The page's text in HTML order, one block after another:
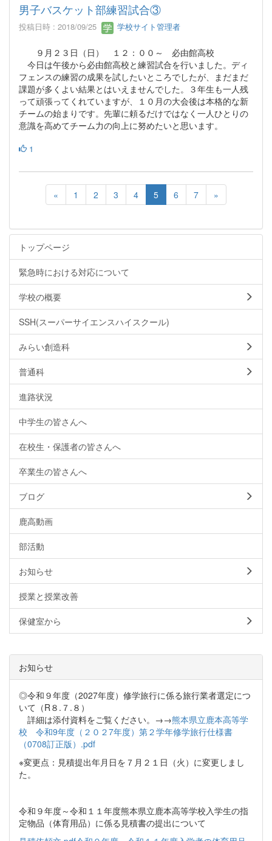
男子バスケット部練習試合③
投稿日時 : 2018/09/25 学校サイト管理者
９月２３日（日） １２：００～ 必由館高校
今日は午後から必由館高校と練習試合を行いました。ディ
フェンスの練習の成果を試したいところでしたが、まだまだ
課題が多くよい結果とはいえませんでした。３年生も一人残
って頑張ってくれていますが、１０月の大会後は本格的な新
チームの始まりです。先輩に頼るだけではなく一人ひとりの
意識を高めてチーム力の向上に努めたいと思います。
1
« 1 2 3 4 5 6 7 »
トップページ
緊急時における対応について
学校の概要
SSH(スーパーサイエンスハイスクール)
みらい創造科
普通科
進路状況
中学生の皆さんへ
在校生・保護者の皆さんへ
卒業生の皆さんへ
ブログ
鹿高動画
部活動
お知らせ
授業と授業改善
保健室から
お知らせ
◎令和９年度（2027年度）修学旅行に係る旅行業者選定につ
いて（R８.７.８）
詳細は添付資料をご覧ください。→→熊本県立鹿本高等学
校 令和9年度（２０２7年度）第２学年修学旅行仕様書
（0708訂正版）.pdf
※変更点：見積提出年月日を７月２１日（火）に変更しまし
た。
令和９年度～令和１１年度熊本県立鹿本高等学校入学生の指
定物品（体育用品）に係る見積書の提出について